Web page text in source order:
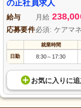
の正社員求人
給与 月給
応募要件必須: ケアマ
就業時間
日勤 8:30～ 17:30
お気に入り に